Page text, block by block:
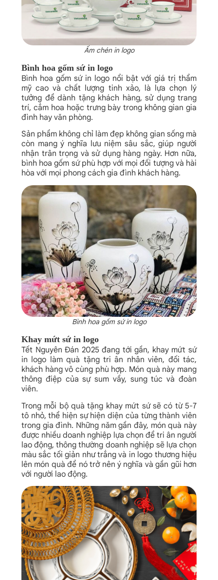
Ấm chén in logo
Bình hoa gốm sứ in logo
Bình hoa gốm sứ in logo nổi bật với giá trị thẩm
mỹ cao và chất lượng tinh xảo, là lựa chọn lý
tưởng để dành tặng khách hàng, sử dụng trang
trí, cắm hoa hoặc trưng bày trong không gian gia
đình hay văn phòng.
Sản phẩm không chỉ làm đẹp không gian sống mà
còn mang ý nghĩa lưu niệm sâu sắc, giúp người
nhận trân trọng và sử dụng hàng ngày. Hơn nữa,
bình hoa gốm sứ phù hợp với mọi đối tượng và hài
hòa với mọi phong cách gia đình khách hàng.
Bình hoa gốm sứ in logo
Khay mứt sứ in logo
Tết Nguyên Đán 2025 đang tới gần, khay mứt sứ
in logo làm quà tặng tri ân nhân viên, đối tác,
khách hàng vô cùng phù hợp. Món quà này mang
thông điệp của sự sum vầy, sung túc và đoàn
viên.
Trong mỗi bộ quà tặng khay mứt sứ sẽ có từ 5-7
tô nhỏ, thể hiện sự hiện diện của từng thành viên
trong gia đình. Những năm gần đây, món quà này
được nhiều doanh nghiệp lựa chọn để tri ân người
lao động, thông thường doanh nghiệp sẽ lựa chọn
màu sắc tối giản như trắng và in logo thương hiệu
lên món quà để nó trở nên ý nghĩa và gần gũi hơn
với người lao động.